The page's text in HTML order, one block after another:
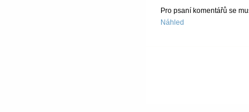
Pro psaní komentářů se
Náhled